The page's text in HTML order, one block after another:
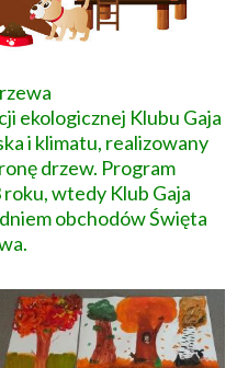
ekologicznej Klubu Gaja
i klimatu, realizowany
drzew. Program
wtedy Klub Gaja
obchodów Święta